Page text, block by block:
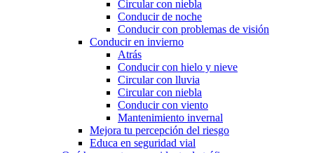
Circular con niebla
Conducir de noche
Conducir con problemas de visión
Conducir en invierno
Atrás
Conducir con hielo y nieve
Circular con lluvia
Circular con niebla
Conducir con viento
Mantenimiento invernal
Mejora tu percepción del riesgo
Educa en seguridad vial